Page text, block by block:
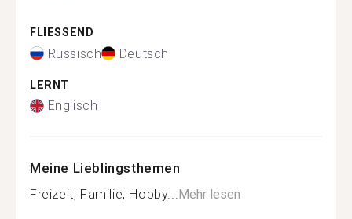
FLIESSEND
Russisch Deutsch
LERNT
Englisch
Meine Lieblingsthemen
Freizeit, Familie, Hobby...Mehr lesen